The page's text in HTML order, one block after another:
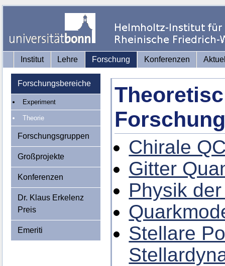
Institut Lehre Forschung Konferenzen
Forschungsbereiche
Experiment
Theorie
Forschungsgruppen
Großprojekte
Konferenzen
Dr. Klaus Erkelenz
Preis
Emeriti
Chirale
Gitter
Physik
Stellare